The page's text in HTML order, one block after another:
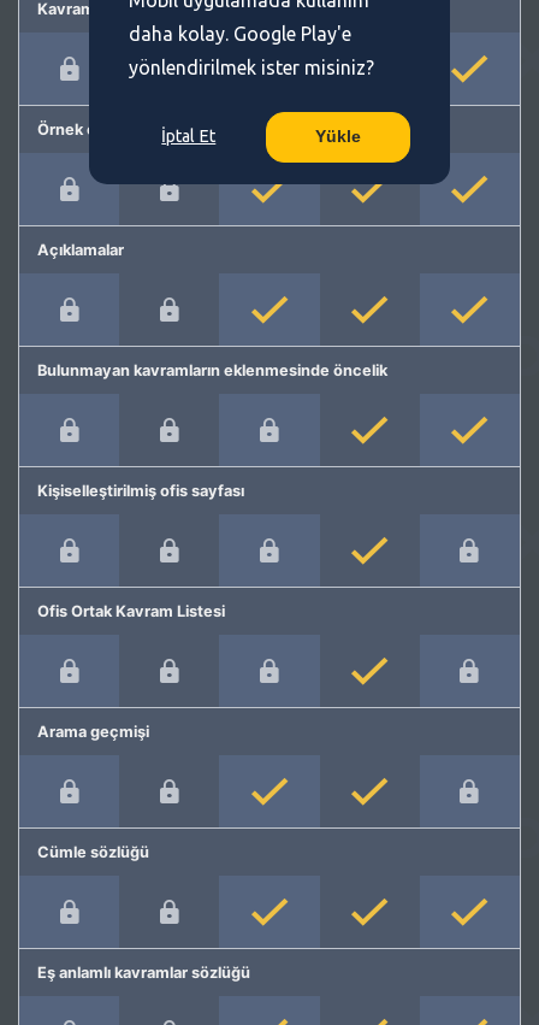
Kavram önerme
Örnek cümleler
Açıklamalar
Bulunmayan kavramların eklenmesinde öncelik
Kişiselleştirilmiş ofis sayfası
Ofis Ortak Kavram Listesi
Arama geçmişi
Cümle sözlüğü
Eş anlamlı kavramlar sözlüğü
daha kolay. Google Play'e
yönlendirilmek ister misiniz?
İptal Et Yükle